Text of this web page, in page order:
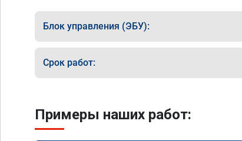
Блок управления (ЭБУ):
Срок работ:
Примеры наших работ: